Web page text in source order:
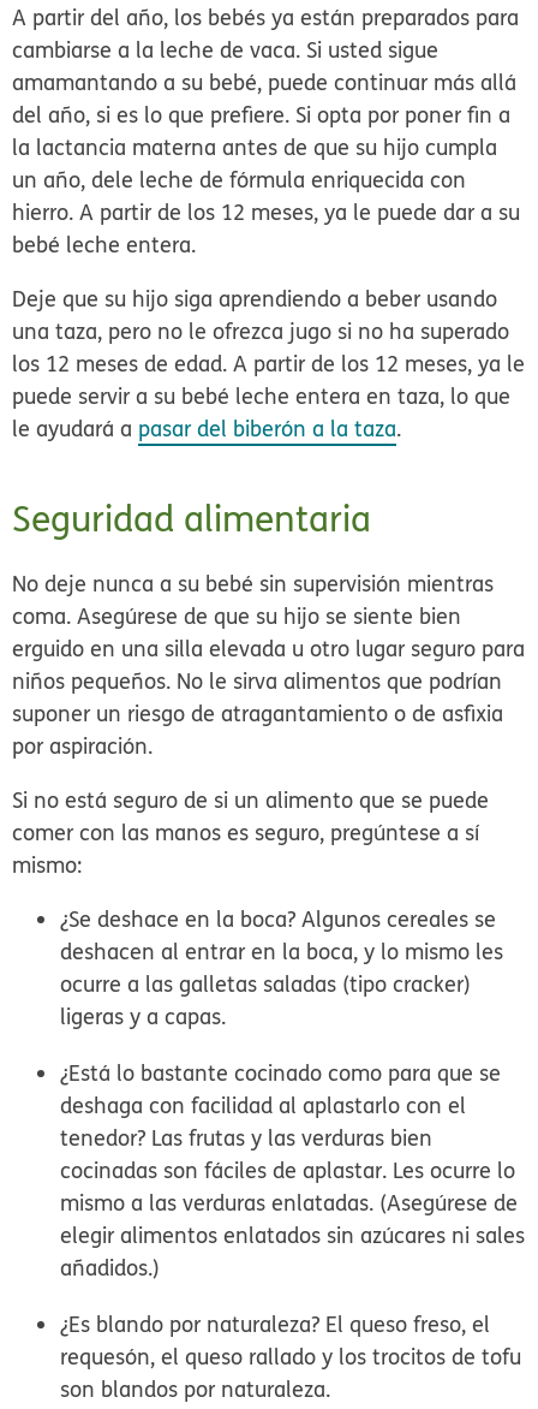
A partir del año, los bebés ya están preparados para
cambiarse a la leche de vaca. Si usted sigue
amamantando a su bebé, puede continuar más allá
del año, si es lo que prefiere. Si opta por poner fin a
la lactancia materna antes de que su hijo cumpla
un año, dele leche de fórmula enriquecida con
hierro. A partir de los 12 meses, ya le puede dar a su
bebé leche entera.
Deje que su hijo siga aprendiendo a beber usando
una taza, pero no le ofrezca jugo si no ha superado
los 12 meses de edad. A partir de los 12 meses, ya le
puede servir a su bebé leche entera en taza, lo que
le ayudará a pasar del biberón a la taza.
Seguridad alimentaria
No deje nunca a su bebé sin supervisión mientras
coma. Asegúrese de que su hijo se siente bien
erguido en una silla elevada u otro lugar seguro para
niños pequeños. No le sirva alimentos que podrían
suponer un riesgo de atragantamiento o de asfixia
por aspiración.
Si no está seguro de si un alimento que se puede
comer con las manos es seguro, pregúntese a sí
mismo:
¿Se deshace en la boca? Algunos cereales se
deshacen al entrar en la boca, y lo mismo les
ocurre a las galletas saladas (tipo cracker)
ligeras y a capas.
¿Está lo bastante cocinado como para que se
deshaga con facilidad al aplastarlo con el
tenedor? Las frutas y las verduras bien
cocinadas son fáciles de aplastar. Les ocurre lo
mismo a las verduras enlatadas. (Asegúrese de
elegir alimentos enlatados sin azúcares ni sales
añadidos.)
¿Es blando por naturaleza? El queso freso, el
requesón, el queso rallado y los trocitos de tofu
son blandos por naturaleza.